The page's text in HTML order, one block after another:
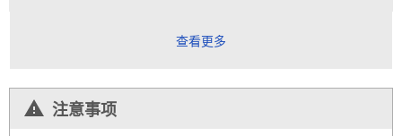
查看更多
注意事项